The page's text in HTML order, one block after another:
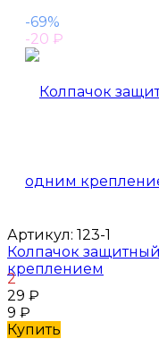
-69%
-20 ₽
Артикул: 123-1
Колпачок
креплением
2
29 ₽
9 ₽
Купить